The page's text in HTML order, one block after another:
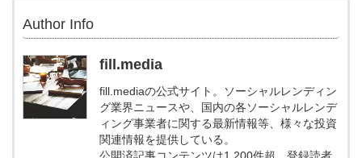
Author Info
fill.media
fill.mediaの公式サイト。ソーシャルレンディン
グ業界ニュースや、国内の各ソーシャルレンデ
ィング事業者に関する最新情報等、様々な投資
関連情報を提供している。